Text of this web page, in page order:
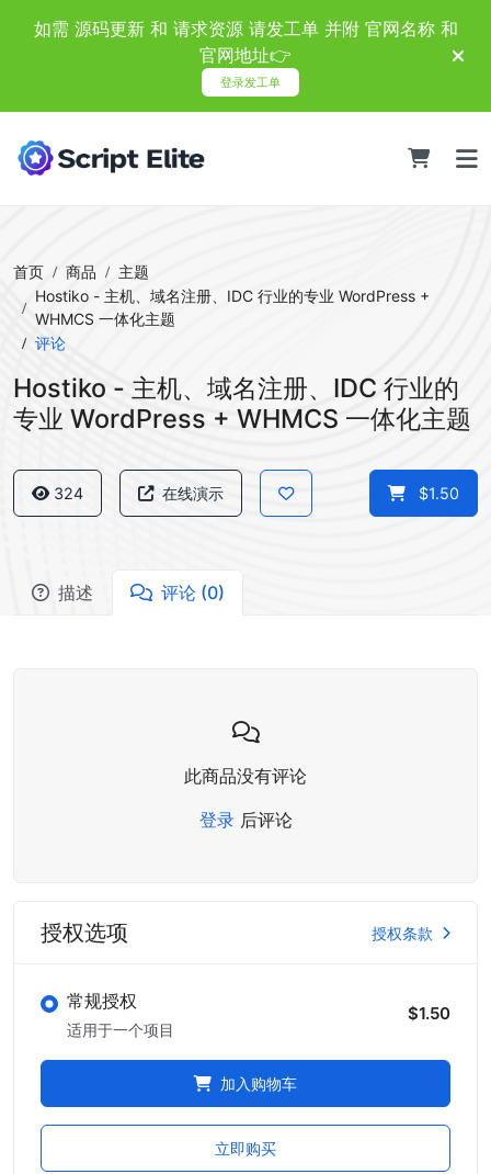
如需 源码更新 和 请求资源 请发工单 并附 官网名称 和
官网地址👉
登录发工单
首页 商品
主题
Hostiko - 主机、域名注册、IDC 行业的专业 WordPress +
WHMCS 一体化主题
评论
Hostiko - 主机、域名注册、IDC 行业的
专业 WordPress + WHMCS 一体化主题
324 在线演示 $1.50
描述 评论 (0)
此商品没有评论
登录后评论
授权选项 授权条款
常规授权
适用于一个项目
$1.50
加入购物车
立即购买